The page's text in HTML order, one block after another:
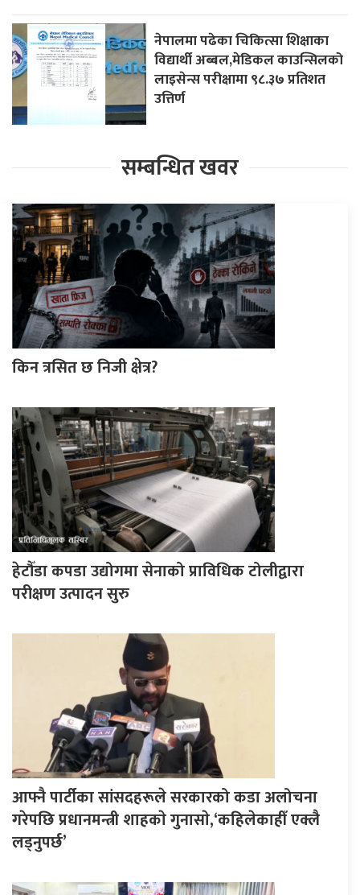
नेपालमा पढेका चिकित्सा शिक्षाका
विद्यार्थी अब्बल,मेडिकल काउन्सिलको
लाइसेन्स परीक्षामा ९८.३७ प्रतिशत
उत्तिर्ण
सम्बन्धित खवर
किन त्रसित छ निजी क्षेत्र?
हेटौँडा कपडा उद्योगमा सेनाको प्राविधिक टोलीद्वारा
परीक्षण उत्पादन सुरु
आफ्नै पार्टीका सांसदहरूले सरकारको कडा अलोचना
गरेपछि प्रधानमन्त्री शाहकाे गुनासाे,‘कहिलेकाहीँ एक्लै
लड्नुपर्छ’